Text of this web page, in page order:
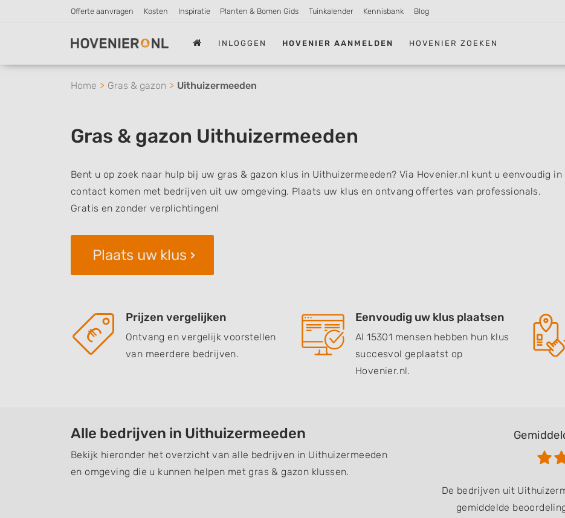
Offerte aanvragen Kosten Inspiratie Planten & Bomen Gids Tuinkalender Kennisbank Blog
INLOGGEN HOVENIER AANMELDEN HOVENIER ZOEKEN
Home Gras & gazon Uithuizermeeden
Gras & gazon Uithuizermeeden
Bent u op zoek naar hulp bij uw gras & gazon klus in Uithuizermeeden? Via Hovenier.nl kunt u eenvoudig in
contact komen met bedrijven uit uw omgeving. Plaats uw klus en ontvang offertes van professionals.
Gratis en zonder verplichtingen!
Plaats uw klus
Prijzen vergelijken
Ontvang en vergelijk voorstellen
van meerdere bedrijven.
Eenvoudig uw klus plaatsen
Al 15301 mensen hebben hun klus
succesvol geplaatst op
Hovenier.nl.
Alle bedrijven in Uithuizermeeden
Bekijk hieronder het overzicht van alle bedrijven in Uithuizermeeden
en omgeving die u kunnen helpen met gras & gazon klussen.
De bedrijven uit
gemiddelde